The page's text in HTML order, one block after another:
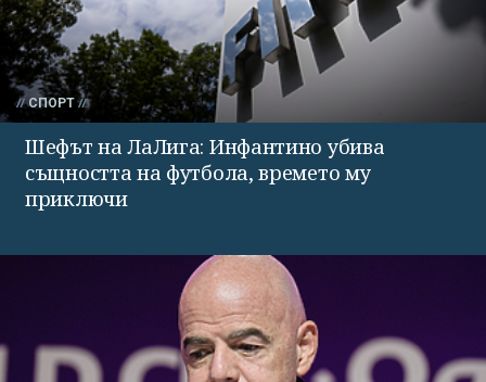
СПОРТ
Шефът на ЛаЛига: Инфантино убива
същността на футбола, времето му
приключи